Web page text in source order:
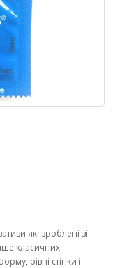
які зроблені зі
класичних
рівні стінки і